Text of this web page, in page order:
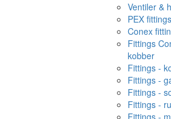
Ventiler &
PEX fittings
Conex
Fittings
kobber
Fittings -
Fittings -
Fittings -
Fittings -
Fittings -